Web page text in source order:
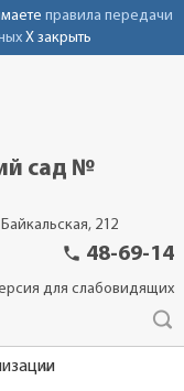
правила передачи
X закрыть
сад №
212
phone 48-69-14
для слабовидящих